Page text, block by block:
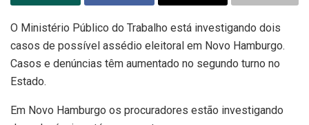
O Ministério Público do Trabalho está investigando dois
casos de possível assédio eleitoral em Novo Hamburgo.
Casos e denúncias têm aumentado no segundo turno no
Estado.
Em Novo Hamburgo os procuradores estão investigando